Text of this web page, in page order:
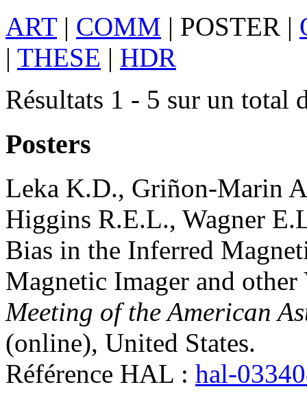
ART| COMM | POSTER |
| THESE | HDR
Résultats 1 - 5 sur un total
Posters
Leka K.D., Griñon-Marin
Higgins R.E.L., Wagner
Bias in the Inferred
Magnetic Imager and
Meeting of the American
(online), United States.
Référence HAL : hal-